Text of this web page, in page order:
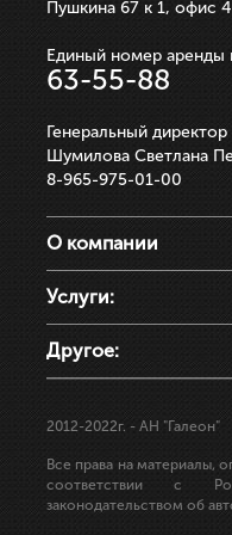
Пушкина 67 к 1, офис
Единый номер аренды
63-55-88
Генеральный директор
Шумилова Светлана
8-965-975-01-00
О компании
Услуги:
Другое:
2012-2022г. - АН "Галеон"
Все права на материалы,
соответствии с
законодательством об